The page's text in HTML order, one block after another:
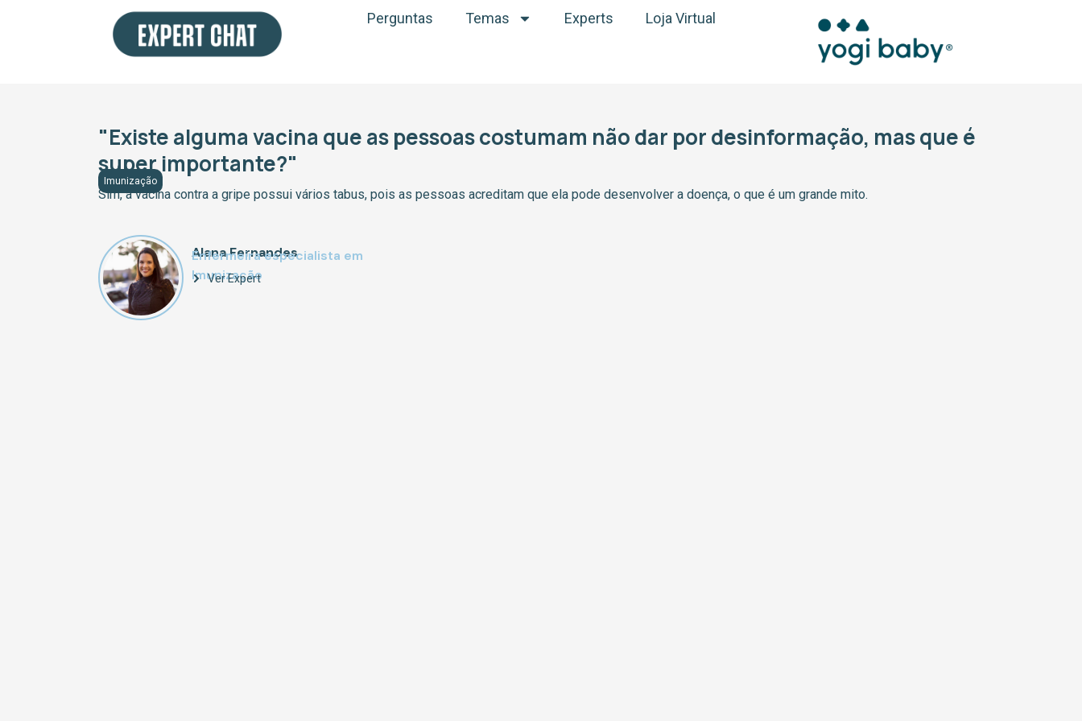
Perguntas Temas Experts Loja Virtual
"Existe alguma vacina que as pessoas costumam não dar por desinformação, mas que é
super importante?"
Imunização
Sim, a vacina contra a gripe possui vários tabus, pois as pessoas acreditam que ela pode desenvolver a doença, o que é um grande mito.
Alana Fernandes
Enfermeira especialista em
Imunização
Ver Expert